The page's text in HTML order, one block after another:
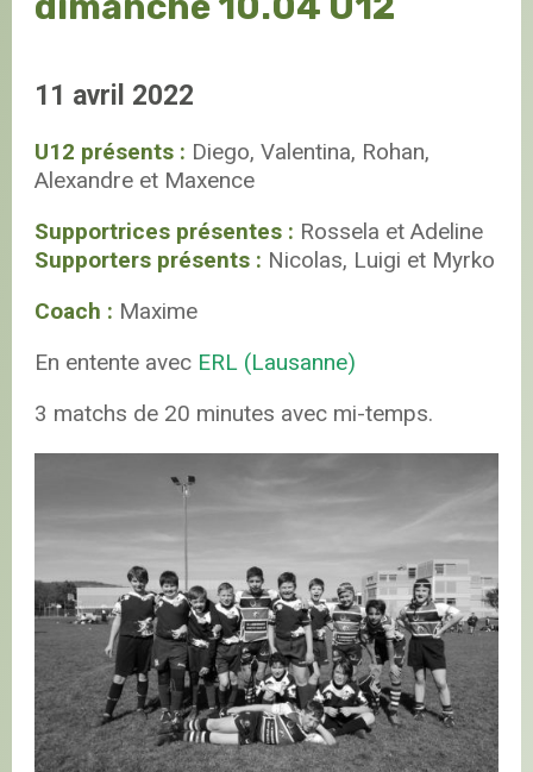
11 avril 2022
U12 présents : Diego, Valentina, Rohan,
Alexandre et Maxence
Supportrices présentes : Rossela et Adeline
Supporters présents : Nicolas, Luigi et Myrko
Coach : Maxime
En entente avec ERL (Lausanne)
3 matchs de 20 minutes avec mi-temps.